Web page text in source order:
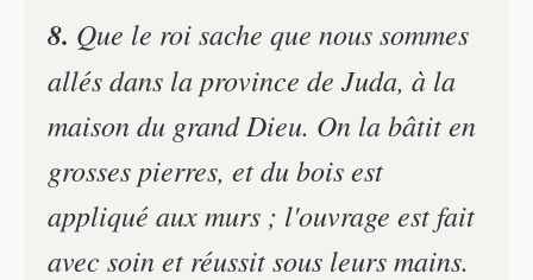
8. Que le roi sache que nous sommes
allés dans la province de Juda, à la
maison du grand Dieu. On la bâtit en
grosses pierres, et du bois est
appliqué aux murs ; l'ouvrage est fait
avec soin et réussit sous leurs mains.